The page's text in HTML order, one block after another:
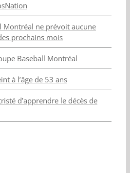
Montréal ne prévoit aucune
prochains mois
Baseball Montréal
à l’âge de 53 ans
d’apprendre le décès de